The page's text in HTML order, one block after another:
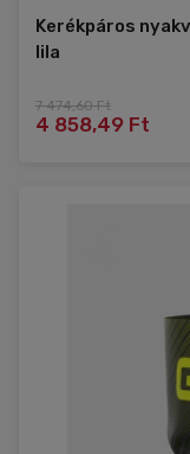
Kerékpáros
lila
7 474,60 Ft
4 858,49 Ft